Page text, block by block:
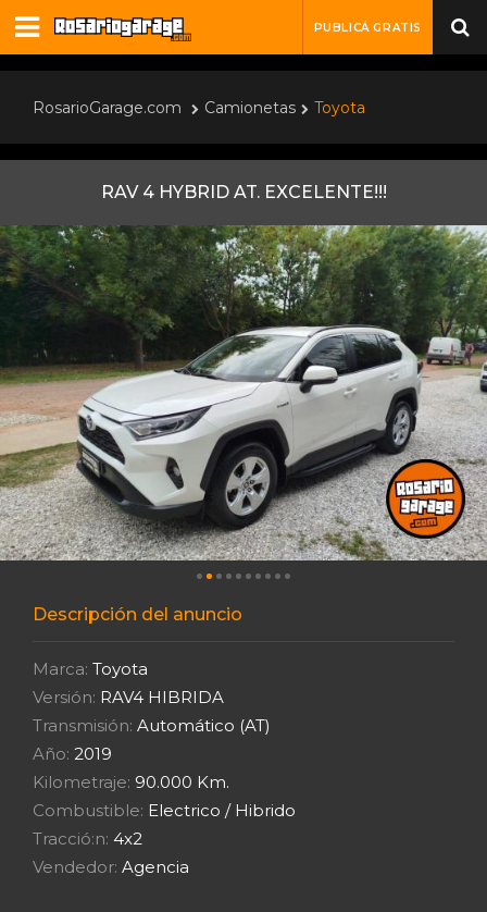
PUBLICÁ GRATIS
RosarioGarage.com Camionetas Toyota
RAV 4 HYBRID AT. EXCELENTE!!!
Descripción del anuncio
Marca: Toyota
Versión: RAV4 HIBRIDA
Transmisión: Automático (AT)
Año: 2019
Kilometraje: 90.000 Km.
Combustible: Electrico / Hibrido
Tracció:n: 4x2
Vendedor: Agencia